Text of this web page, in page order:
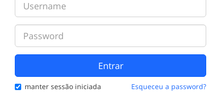
Entrar
manter sessão iniciada Esqueceu a password?